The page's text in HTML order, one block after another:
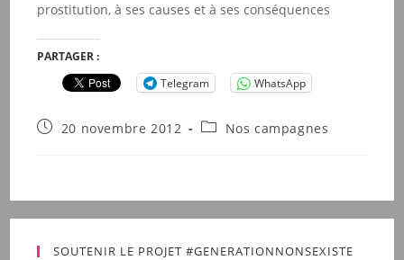
prostitution, à ses causes et à ses conséquences
PARTAGER :
Telegram
WhatsApp
Publication
20 novembre 2012
PostNos campagnes
SOUTENIR LE PROJET #GENERATIONNONSEXISTE